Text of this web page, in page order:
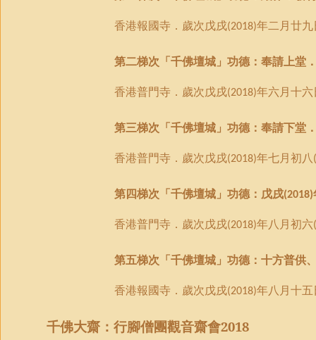
香港報國寺．歲次戊戌(2018)年二月廿九
第二梯次「千佛壇城」功德：奉請上堂
香港普門寺．歲次戊戌(2018)年六月十六
第三梯次「千佛壇城」功德：奉請下堂
香港普門寺．歲次戊戌(2018)年七月初八(
第四梯次「千佛壇城」功德：戊戌(2018)
香港普門寺．歲次戊戌(2018)年八月初六(
第五梯次「千佛壇城」功德：十方普供
香港報國寺．歲次戊戌(2018)年八月十五
千佛大齋： 行腳僧團觀音齋會2018